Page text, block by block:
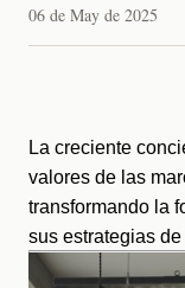
06 de May de 2025
La creciente
valores de las
transformando la
sus estrategias